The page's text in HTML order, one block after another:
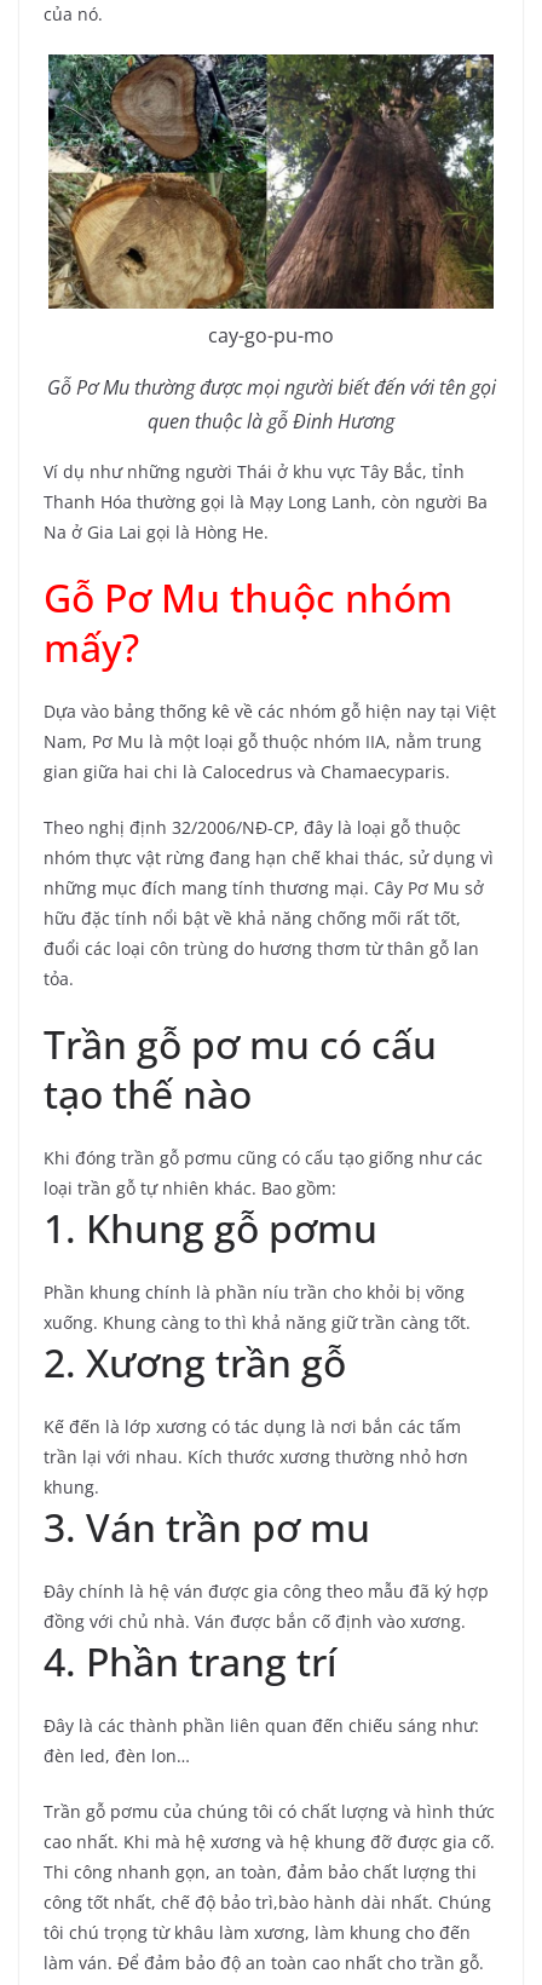
của nó.
cay-go-pu-mo
Gỗ Pơ Mu thường được mọi người biết đến với tên gọi
quen thuộc là gỗ Đinh Hương
Ví dụ như những người Thái ở khu vực Tây Bắc, tỉnh
Thanh Hóa thường gọi là Mạy Long Lanh, còn người Ba
Na ở Gia Lai gọi là Hòng He.
Gỗ Pơ Mu thuộc nhóm
mấy?
Dựa vào bảng thống kê về các nhóm gỗ hiện nay tại Việt
Nam, Pơ Mu là một loại gỗ thuộc nhóm IIA, nằm trung
gian giữa hai chi là Calocedrus và Chamaecyparis.
Theo nghị định 32/2006/NĐ-CP, đây là loại gỗ thuộc
nhóm thực vật rừng đang hạn chế khai thác, sử dụng vì
những mục đích mang tính thương mại. Cây Pơ Mu sở
hữu đặc tính nổi bật về khả năng chống mối rất tốt,
đuổi các loại côn trùng do hương thơm từ thân gỗ lan
tỏa.
Trần gỗ pơ mu có cấu
tạo thế nào
Khi đóng trần gỗ pơmu cũng có cấu tạo giống như các
loại trần gỗ tự nhiên khác. Bao gồm:
1. Khung gỗ pơmu
Phần khung chính là phần níu trần cho khỏi bị võng
xuống. Khung càng to thì khả năng giữ trần càng tốt.
2. Xương trần gỗ
Kế đến là lớp xương có tác dụng là nơi bắn các tấm
trần lại với nhau. Kích thước xương thường nhỏ hơn
khung.
3. Ván trần pơ mu
Đây chính là hệ ván được gia công theo mẫu đã ký hợp
đồng với chủ nhà. Ván được bắn cố định vào xương.
4. Phần trang trí
Đây là các thành phần liên quan đến chiếu sáng như:
đèn led, đèn lon…
Trần gỗ pơmu của chúng tôi có chất lượng và hình thức
cao nhất. Khi mà hệ xương và hệ khung đỡ được gia cố.
Thi công nhanh gọn, an toàn, đảm bảo chất lượng thi
công tốt nhất, chế độ bảo trì,bào hành dài nhất. Chúng
tôi chú trọng từ khâu làm xương, làm khung cho đến
làm ván. Để đảm bảo độ an toàn cao nhất cho trần gỗ.